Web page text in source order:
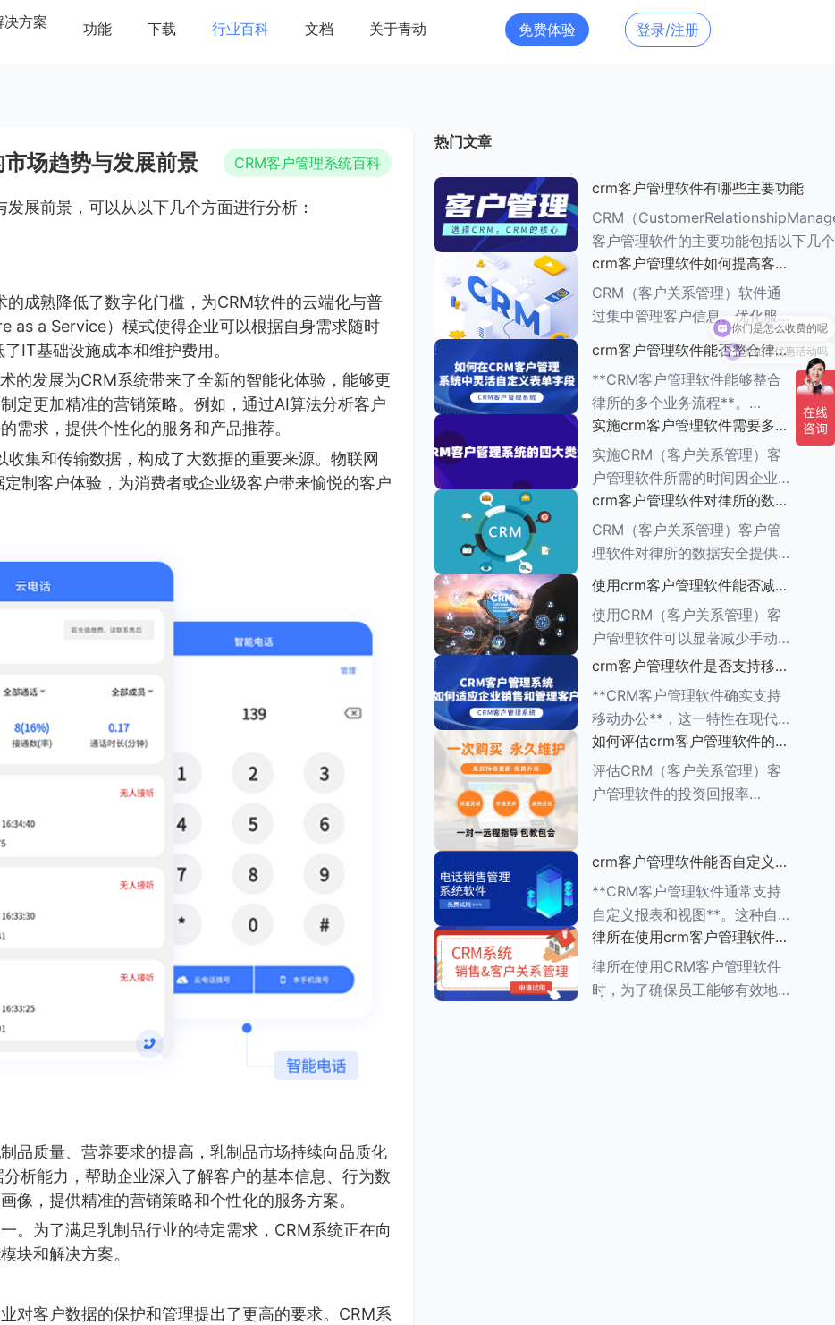
决方案 功能 下载 行业百科 文档 关于青动 免费体验 登录/注册
场趋势与发展前景 CRM客户管理系统百科
展前景，可以从以下几个方面进行分析：
的成熟降低了数字化门槛，为CRM软件的云端化与普
as a Service）模式使得企业可以根据自身需求随时
IT基础设施成本和维护费用。
的发展为CRM系统带来了全新的智能化体验，能够更
定更加精准的营销策略。例如，通过AI算法分析客户
需求，提供个性化的服务和产品推荐。
收集和传输数据，构成了大数据的重要来源。物联网
制客户体验，为消费者或企业级客户带来愉悦的客户
品质量、营养要求的提高，乳制品市场持续向品质化
析能力，帮助企业深入了解客户的基本信息、行为数
像，提供精准的营销策略和个性化的服务方案。
。为了满足乳制品行业的特定需求，CRM系统正在向
块和解决方案。
对客户数据的保护和管理提出了更高的要求。CRM系
热门文章
crm客户管理软件有哪些主要功能
CRM（
客户管理软件的主要功能包括以下几
###一、客户信息管理 CRM系统的核心功能是
客户信息管理
crm客户管理软件如何提高客户
满意度
CRM（客户关系管理）软件通
过集中管理客户信息、优化服务
流程、提供个性化服务等多种方
式，能够有效提高客户满意度。
以下是一些具体的方法： ###
一、集中管理客户信息 CRM软
件
crm客户管理软件能否整合律所
的多个业务流程
**CRM客户管理软件能够整合
律所的多个业务流程**。
CRM（客户关系管理）管理软
件的功能多种多样，旨在帮助企
业有效管理与客户之间的互动，
增强客户满意度，提升销售业
绩。以下是对CR
实施crm客户管理软件需要多长
时间
实施CRM（客户关系管理）客
户管理软件所需的时间因企业的
具体需求、系统复杂程度、企业
规模以及资源分配情况而异。一
般来说，整个实施周期可以分为
也有所不同。
crm客户管理软件对律所的数据
安全有何保障措施
CRM（客户关系管理）客户管
理软件对律所的数据安全提供了
一系列保障措施，这些措施旨在
和可用性。以下是一些关键的保
障措施： ###数据加密与存储
安全
使用crm客户管理软件能否减少
手动输入数据的工作量
使用CRM（客户关系管理）客
户管理软件可以显著减少手动输
入数据的工作量，原因如下：
1.**自动化数据收集**： -CRM
系统通常具有自动化数据捕获功
能，能够从多个来源
crm客户管理软件是否支持移动
办公
**CRM客户管理软件确实支持
移动办公**，这一特性在现代企
业管理中具有重要意义。以下是
对CRM客户管理软件支持移动
办公的详细阐述： ###一、移
如何评估crm客户管理软件的投
资回报率
评估CRM（客户关系管理）客
户管理软件的投资回报率
实施前后企业多个方面的比较和
分析。以下是一个详细的评估步
骤： ###
crm客户管理软件能否自定义报
表和视图
**CRM客户管理软件通常支持
自定义报表和视图**。这种自定
义功能使得企业能够根据自身的
业务需求，灵活调整和优化
CRM系统的数据展示方式，从
律所在使用crm客户管理软件
时，员工需要接受哪些培训
律所在使用CRM客户管理软件
时，为了确保员工能够有效地利